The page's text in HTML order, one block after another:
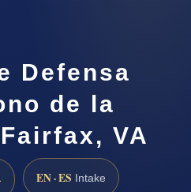
Defensa
de la
VA
EN · ES Intake